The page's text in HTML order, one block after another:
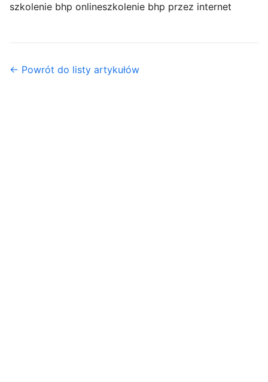
szkolenie bhp onlineszkolenie bhp przez internet
← Powrót do listy artykułów